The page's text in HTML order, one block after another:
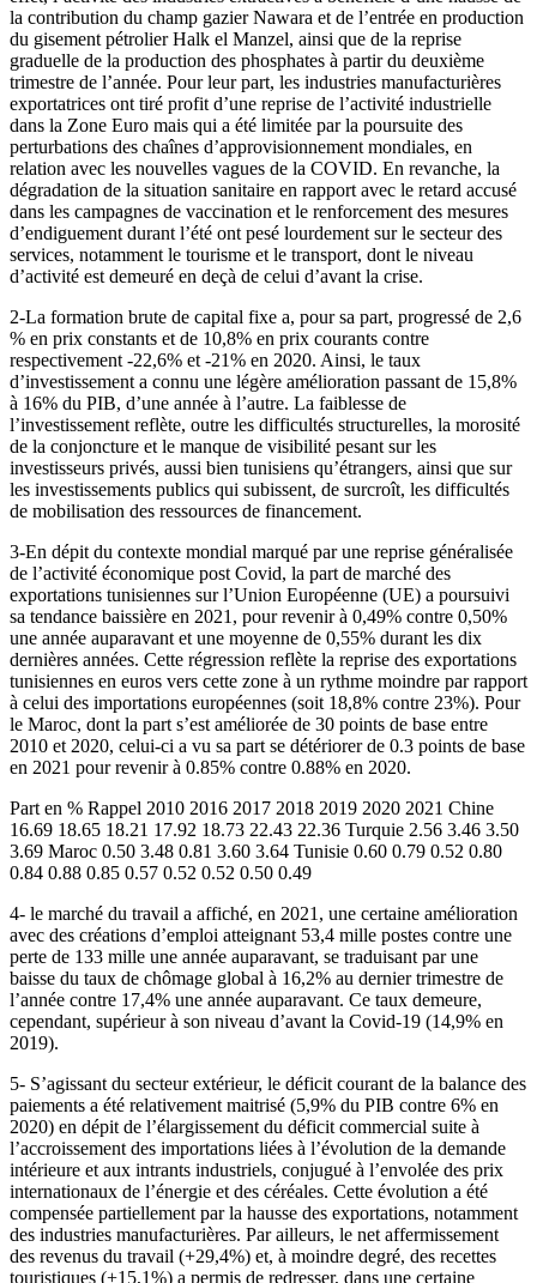
la contribution du champ gazier Nawara et de l’entrée en production
du gisement pétrolier Halk el Manzel, ainsi que de la reprise
graduelle de la production des phosphates à partir du deuxième
trimestre de l’année. Pour leur part, les industries manufacturières
exportatrices ont tiré profit d’une reprise de l’activité industrielle
dans la Zone Euro mais qui a été limitée par la poursuite des
perturbations des chaînes d’approvisionnement mondiales, en
relation avec les nouvelles vagues de la COVID. En revanche, la
dégradation de la situation sanitaire en rapport avec le retard accusé
dans les campagnes de vaccination et le renforcement des mesures
d’endiguement durant l’été ont pesé lourdement sur le secteur des
services, notamment le tourisme et le transport, dont le niveau
d’activité est demeuré en deçà de celui d’avant la crise.
2-La formation brute de capital fixe a, pour sa part, progressé de 2,6
% en prix constants et de 10,8% en prix courants contre
respectivement -22,6% et -21% en 2020. Ainsi, le taux
d’investissement a connu une légère amélioration passant de 15,8%
à 16% du PIB, d’une année à l’autre. La faiblesse de
l’investissement reflète, outre les difficultés structurelles, la morosité
de la conjoncture et le manque de visibilité pesant sur les
investisseurs privés, aussi bien tunisiens qu’étrangers, ainsi que sur
les investissements publics qui subissent, de surcroît, les difficultés
de mobilisation des ressources de financement.
3-En dépit du contexte mondial marqué par une reprise généralisée
de l’activité économique post Covid, la part de marché des
exportations tunisiennes sur l’Union Européenne (UE) a poursuivi
sa tendance baissière en 2021, pour revenir à 0,49% contre 0,50%
une année auparavant et une moyenne de 0,55% durant les dix
dernières années. Cette régression reflète la reprise des exportations
tunisiennes en euros vers cette zone à un rythme moindre par rapport
à celui des importations européennes (soit 18,8% contre 23%). Pour
le Maroc, dont la part s’est améliorée de 30 points de base entre
2010 et 2020, celui-ci a vu sa part se détériorer de 0.3 points de base
en 2021 pour revenir à 0.85% contre 0.88% en 2020.
Part en % Rappel 2010 2016 2017 2018 2019 2020 2021 Chine
16.69 18.65 18.21 17.92 18.73 22.43 22.36 Turquie 2.56 3.46 3.50
3.69 Maroc 0.50 3.48 0.81 3.60 3.64 Tunisie 0.60 0.79 0.52 0.80
0.84 0.88 0.85 0.57 0.52 0.52 0.50 0.49
4- le marché du travail a affiché, en 2021, une certaine amélioration
avec des créations d’emploi atteignant 53,4 mille postes contre une
perte de 133 mille une année auparavant, se traduisant par une
baisse du taux de chômage global à 16,2% au dernier trimestre de
l’année contre 17,4% une année auparavant. Ce taux demeure,
cependant, supérieur à son niveau d’avant la Covid-19 (14,9% en
2019).
5- S’agissant du secteur extérieur, le déficit courant de la balance des
paiements a été relativement maitrisé (5,9% du PIB contre 6% en
2020) en dépit de l’élargissement du déficit commercial suite à
l’accroissement des importations liées à l’évolution de la demande
intérieure et aux intrants industriels, conjugué à l’envolée des prix
internationaux de l’énergie et des céréales. Cette évolution a été
compensée partiellement par la hausse des exportations, notamment
des industries manufacturières. Par ailleurs, le net affermissement
des revenus du travail (+29,4%) et, à moindre degré, des recettes
touristiques (+15,1%) a permis de redresser, dans une certaine